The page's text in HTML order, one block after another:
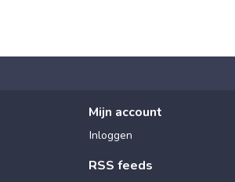
Mijn account
Inloggen
RSS feeds